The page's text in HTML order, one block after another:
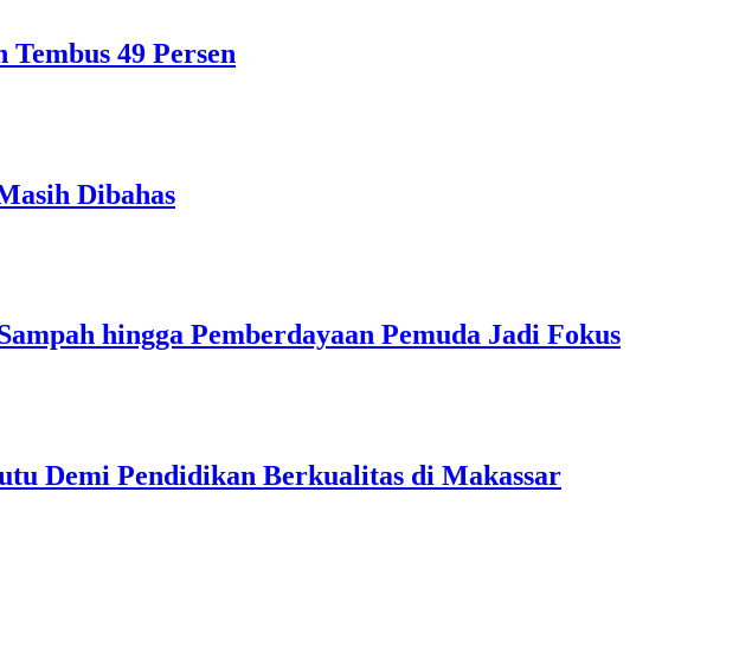
49 Persen
Dibahas
hingga Pemberdayaan Pemuda Jadi Fokus
Demi Pendidikan Berkualitas di Makassar